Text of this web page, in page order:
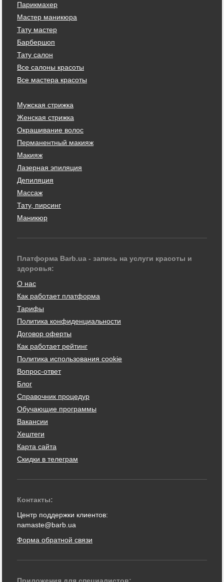
Парикмахер
Мастер маникюра
Тату мастер
Барбершоп
Тату салон
Все салоны красоты
Все мастера красоты
Мужская стрижка
Женская стрижка
Окрашивание волос
Перманентный макияж
Макияж
Лазерная эпиляция
Депиляция
Массаж
Тату, пирсинг
Маникюр
Платформа Barb.ua - запись на услуги красоты и
здоровья:
О нас
Как работает платформа
Тарифы
Политика конфиденциальности
Договор оферты
Как работает рейтинг
Политика использования cookie
Вопрос-ответ
Блог
Справочник процедур
Обучающие программы
Вакансии
Хештеги
Карта сайта
Скидки в телеграм
Контакты:
Центр поддержки клиентов:
namaste@barb.ua
Форма обратной связи
Приложения для специалистов: